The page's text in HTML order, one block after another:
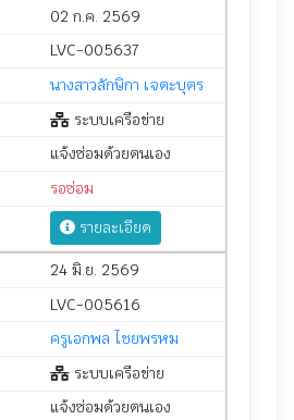
02 ก.ค. 2569
LVC-005637
นางสาวลักษิกา เจตะบุตร
ระบบเครือข่าย
แจ้งซ่อมด้วยตนเอง
รอซ่อม
รายละเอียด
24 มิ.ย. 2569
LVC-005616
ครูเอกพล ไชยพรหม
ระบบเครือข่าย
แจ้งซ่อมด้วยตนเอง